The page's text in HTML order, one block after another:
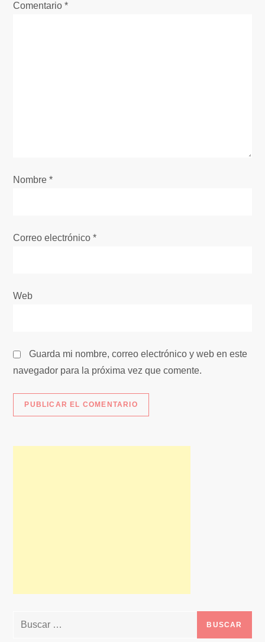
c
e
t
a
a
s
Comentario*
Nombre*
Correo electrónico*
Web
Guarda mi nombre, correo electrónico y web en este
navegador para la próxima vez que comente.
Buscar: